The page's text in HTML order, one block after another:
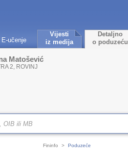
E-učenje
Vijesti
iz medija
Detaljno
o poduzeću
Matošević
2, ROVINJ
Fininfo > Poduzeće